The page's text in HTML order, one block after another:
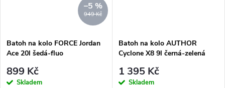
949 Kč
–5 %
Batoh na kolo FORCE Jordan
Ace 20l šedá-fluo
899 Kč
Skladem
Batoh na kolo AUTHOR
Cyclone X8 9l černá-zelená
1 395 Kč
Skladem